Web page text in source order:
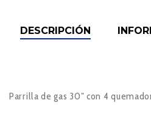
DESCRIPCIÓN
Parrilla de gas 30″ con 4